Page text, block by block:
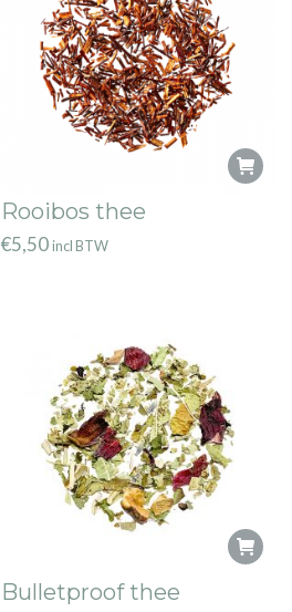
Rooibos thee
€5,50 incl BTW
Bulletproof thee